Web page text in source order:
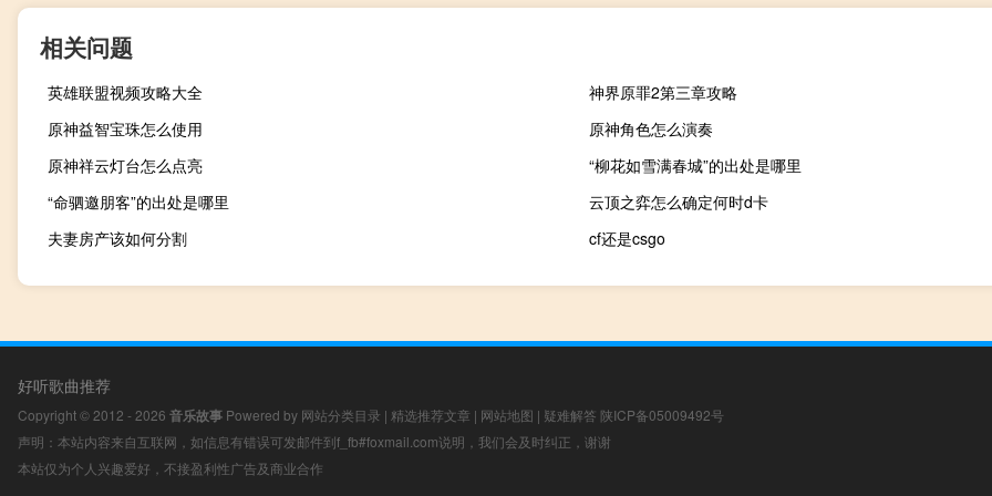
相关问题
英雄联盟视频攻略大全
神界原罪2第三章攻略
原神益智宝珠怎么使用
原神角色怎么演奏
原神祥云灯台怎么点亮
“柳花如雪满春城”的出处是哪里
“命驷邀朋客”的出处是哪里
云顶之弈怎么确定何时d卡
夫妻房产该如何分割
cf还是csgo
好听歌曲推荐
Copyright © 2012 - 2026 音乐故事 Powered by 网站分类目录 | 精选推荐文章 | 网站地图 | 疑难解答 陕ICP备05009492号
声明：本站内容来自互联网，如信息有错误可发邮件到f_fb#foxmail.com说明，我们会及时纠正，谢谢
本站仅为个人兴趣爱好，不接盈利性广告及商业合作